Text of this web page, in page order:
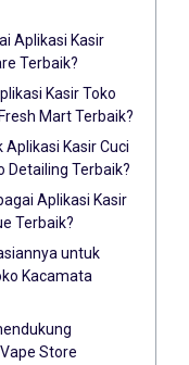
Aplikasi Kasir
Terbaik?
Kasir Toko
Mart Terbaik?
Kasir Cuci
Detailing Terbaik?
Aplikasi Kasir
Terbaik?
untuk
Kacamata
Store